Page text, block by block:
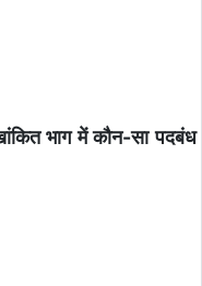
भाग में कौन-सा पदबंध